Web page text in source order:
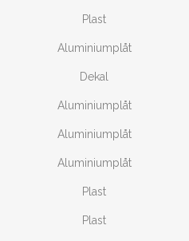
Plast
Aluminiumplåt
Dekal
Aluminiumplåt
Aluminiumplåt
Aluminiumplåt
Plast
Plast